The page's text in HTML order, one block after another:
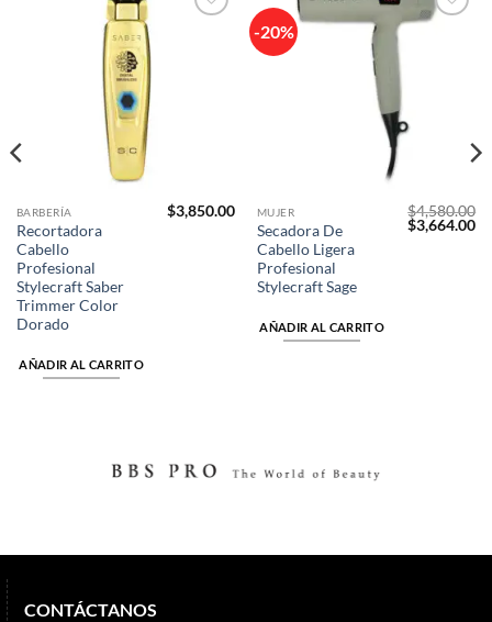
BARBERÍA
Recortadora
Cabello
Profesional
Stylecraft Saber
Trimmer Color
Dorado
$3,850.00
AÑADIR AL CARRITO
-20%
MUJER
Secadora De
Cabello Ligera
Profesional
Stylecraft Sage
$4,580.00
El
precio
$3,664.00El
AÑADIR AL CARRITO
CONTÁCTANOS